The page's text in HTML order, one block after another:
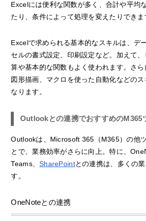
Excelには便利な関数が多く、合計や平均
たり、条件によって処理を変えたりできま
Excelで求められる基本的なスキルは、デ
セルの書式設定、印刷設定など。加えて
算や基本的な関数もよく使われます。さ
図形描画、マクロを使った自動化などの
なります。
Outlookとの連携でおすすめのM365
Outlookは、Microsoft 365（M365）の他
とで、業務効率がさらに向上。特に、
Teams、SharePointとの連携は、多くの
す。
OneNoteとの連携